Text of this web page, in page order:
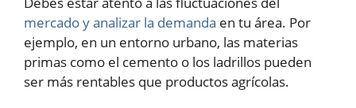
mercado y analizar la demanda en tu área. Por
ejemplo, en un entorno urbano, las materias
primas como el cemento o los ladrillos pueden
ser más rentables que productos agrícolas.